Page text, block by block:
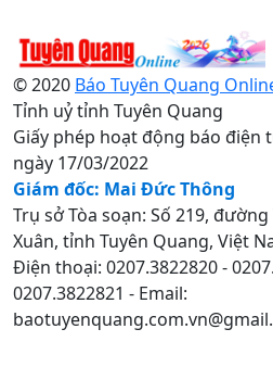
© 2020 Báo Tuyên Quang
Tỉnh uỷ tỉnh Tuyên Quang
Giấy phép hoạt động báo điện
ngày 17/03/2022
Giám đốc: Mai Đức Thông
Trụ sở Tòa soạn: Số 219,
Xuân, tỉnh Tuyên Quang, Việt
Điện thoại: 0207.3822820 -
0207.3822821 - Email: